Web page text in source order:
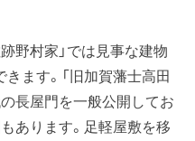
野村家」では見事な建物
ます。「旧加賀藩士高田
長屋門を一般公開してお
あります。足軽屋敷を移